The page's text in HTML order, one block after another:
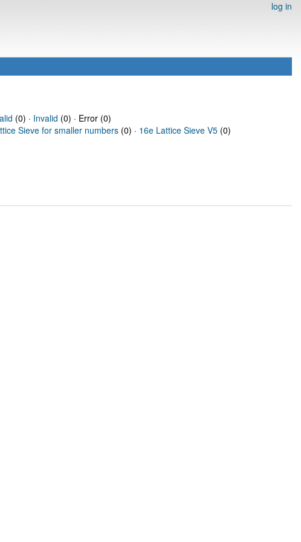
log in
(0) · Invalid (0) · Error (0)
Sieve for smaller numbers (0) · 16e Lattice Sieve V5 (0)